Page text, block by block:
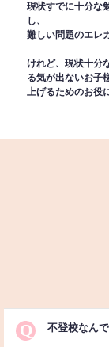
現状すでに十分な
し、
難しい問題のエレ
けれど、現状十分
る気が出ないお子
上げるためのお役
Q 不登校なん